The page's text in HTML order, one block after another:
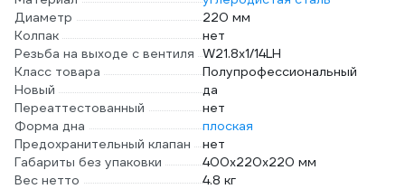
Диаметр
220 мм
Колпак
нет
Резьба на выходе с вентиля W21.8х1/14LH
Класс товара
Полупрофессиональный
Новый
да
Переаттестованный
нет
Форма дна
плоская
Предохранительный клапан
нет
Габариты без упаковки
400x220x220 мм
Вес нетто
4.8 кг